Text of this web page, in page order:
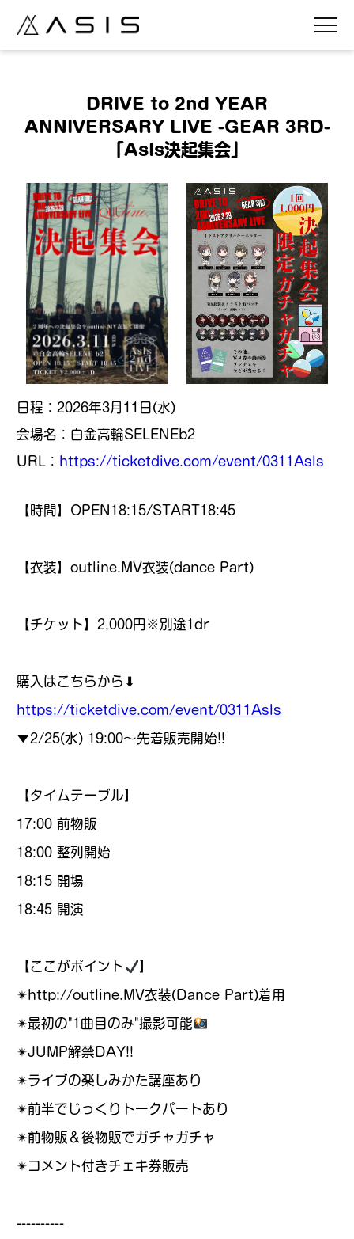
DRIVE to 2nd YEAR
ANNIVERSARY LIVE -GEAR 3RD-
「AsIs決起集会」
日程：2026年3月11日(水)
会場名：白金高輪SELENEb2
URL： https://ticketdive.com/event/0311AsIs
【時間】OPEN18:15/START18:45
【衣装】outline.MV衣装(dance Part)
【チケット】2,000円※別途1dr
購入はこちらから⬇︎
https://ticketdive.com/event/0311AsIs
▼2/25(水) 19:00〜先着販売開始!!
【タイムテーブル】
17:00 前物販
18:00 整列開始
18:15 開場
18:45 開演
【ここがポイント 】
✴︎http://outline.MV衣装(Dance Part)着用
✴︎最初の"1曲目のみ"撮影可能
✴︎JUMP解禁DAY!!
✴︎ライブの楽しみかた講座あり
✴︎前半でじっくりトークパートあり
✴︎前物販＆後物販でガチャガチャ
✴︎コメント付きチェキ券販売
----------